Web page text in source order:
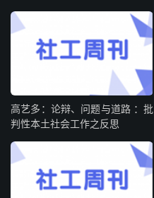
高艺多：论辩、问题与道路 ：批
判性本土社会工作之反思